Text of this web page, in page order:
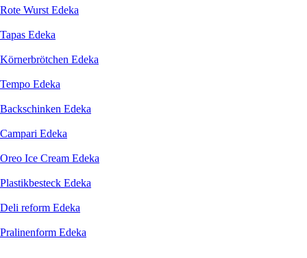
Rote Wurst Edeka
Tapas Edeka
Körnerbrötchen Edeka
Tempo Edeka
Backschinken Edeka
Campari Edeka
Oreo Ice Cream Edeka
Plastikbesteck Edeka
Deli reform Edeka
Pralinenform Edeka